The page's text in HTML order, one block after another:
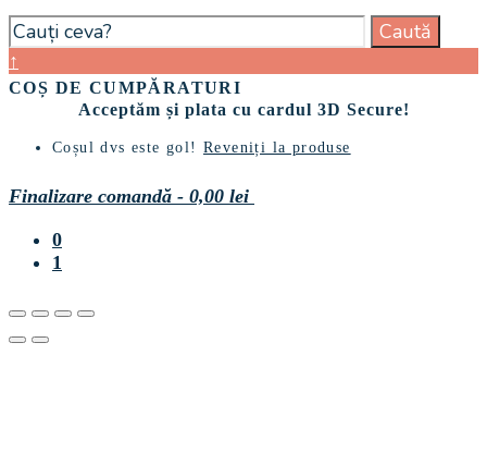
Search
for:
Caută
Close
Search
Window
↑
COȘ DE CUMPĂRATURI
Acceptăm și plata cu cardul 3D Secure!
Coșul dvs este gol!Reveniți la produse
Finalizare comandă - 0,00 lei
0
1